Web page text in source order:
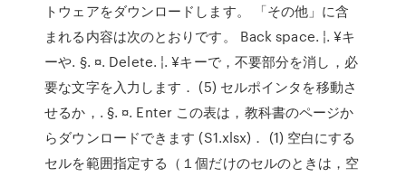
トウェアをダウンロードします。 「その他」に含
まれる内容は次のとおりです。 Back space. ¦. ¥キ
ーや. §. ¤. Delete. ¦. ¥キーで，不要部分を消し，必
要な文字を入力します． (5) セルポインタを移動さ
せるか，. §. ¤. Enter この表は，教科書のページか
らダウンロードできます (S1.xlsx)． (1) 空白にする
セルを範囲指定する（１個だけのセルのときは，空